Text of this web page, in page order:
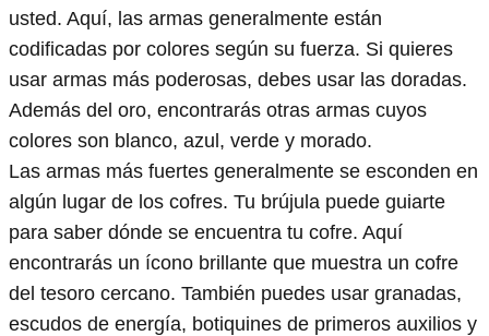
usted. Aquí, las armas generalmente están
codificadas por colores según su fuerza. Si quieres
usar armas más poderosas, debes usar las doradas.
Además del oro, encontrarás otras armas cuyos
colores son blanco, azul, verde y morado.
Las armas más fuertes generalmente se esconden en
algún lugar de los cofres. Tu brújula puede guiarte
para saber dónde se encuentra tu cofre. Aquí
encontrarás un ícono brillante que muestra un cofre
del tesoro cercano. También puedes usar granadas,
escudos de energía, botiquines de primeros auxilios y